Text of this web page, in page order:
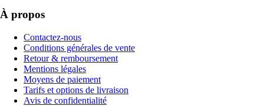
À propos
Contactez-nous
Conditions générales de vente
Retour & remboursement
Mentions légales
Moyens de paiement
Tarifs et options de livraison
Avis de confidentialité